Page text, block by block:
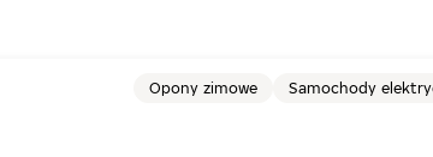
Opony zimowe Samochody